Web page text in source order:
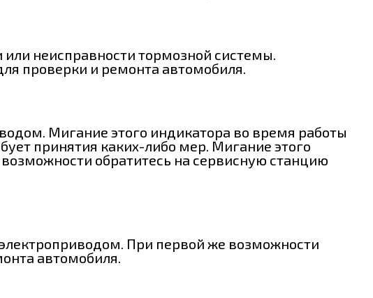
неисправности тормозной системы.
проверки и ремонта автомобиля.
Мигание этого индикатора во время работы
принятия каких-либо мер. Мигание этого
обратитесь на сервисную станцию
При первой же возможности
автомобиля.